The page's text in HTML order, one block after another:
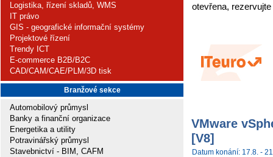
Logistika, řízení skladů, WMS
IT právo
GIS - geografické informační systémy
Projektové řízení
Trendy ICT
E-commerce B2B/B2C
CAD/CAM/CAE/PLM/3D tisk
Branžové sekce
Automobilový průmysl
Banky a finanční organizace
Energetika a utility
Potravinářský průmysl
Stavebnictví - BIM, CAFM
otevřena,
VMware
[V8]
Datum konání: 17.8. -